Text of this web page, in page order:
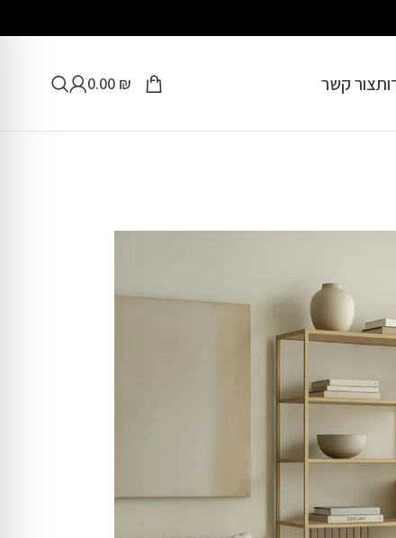
צור קשר 0.00 ₪